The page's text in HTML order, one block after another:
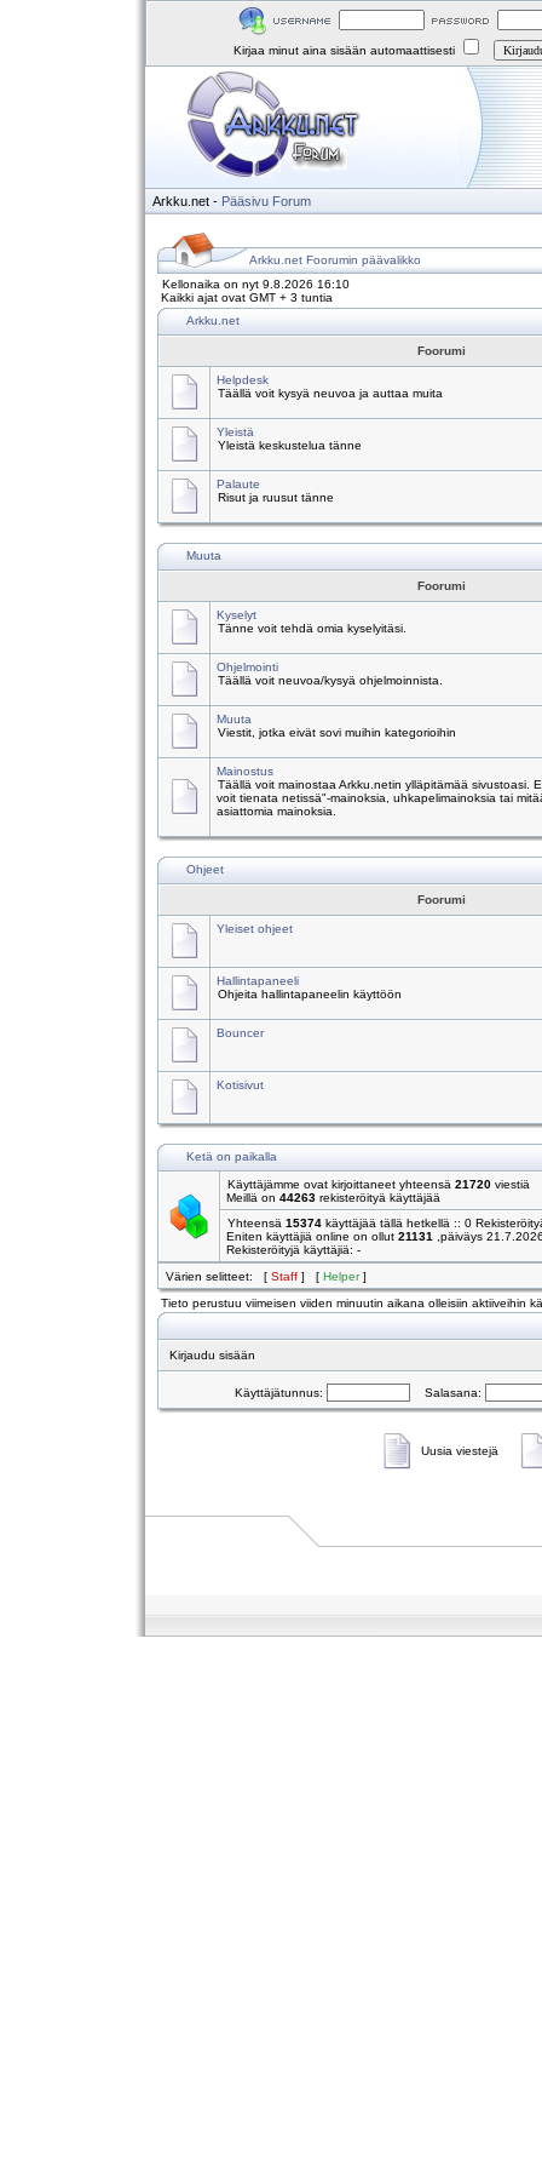
Kirjaa minut aina sisään automaattisesti
Arkku.net - Pääsivu Forum
Arkku.net Foorumin päävalikko
Kellonaika on nyt 9.8.2026 16:10
Kaikki ajat ovat GMT + 3 tuntia
Arkku.net
Foorumi
Helpdesk
Täällä voit kysyä neuvoa ja auttaa muita
Yleistä
Yleistä keskustelua tänne
Palaute
Risut ja ruusut tänne
Muuta
Foorumi
Kyselyt
Tänne voit tehdä omia kyselyitäsi.
Ohjelmointi
Täällä voit neuvoa/kysyä ohjelmoinnista.
Muuta
Viestit, jotka eivät sovi muihin kategorioihin
Mainostus
Täällä voit mainostaa Arkku.netin ylläpitämää sivustoasi.
voit tienata netissä"-mainoksia, uhkapelimainoksia tai
asiattomia mainoksia.
Ohjeet
Foorumi
Yleiset ohjeet
Hallintapaneeli
Ohjeita hallintapaneelin käyttöön
Bouncer
Kotisivut
Ketä on paikalla
Käyttäjämme ovat kirjoittaneet yhteensä 21720 viestiä
Meillä on 44263 rekisteröityä käyttäjää
Yhteensä 15374 käyttäjää tällä hetkellä :: 0
Eniten käyttäjiä online on ollut 21131
,päiväys
Rekisteröityjä käyttäjiä: -
Värien selitteet: [ Staff ] [ Helper]
Tieto perustuu viimeisen viiden minuutin aikana olleisiin aktiiveihin
Kirjaudu sisään
Käyttäjätunnus: Salasana:
Uusia viestejä